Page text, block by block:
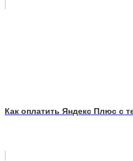
Как оплатить Яндекс Плюс с